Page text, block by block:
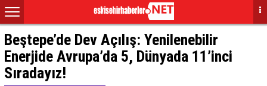
Beştepe’de Dev Açılış: Yenilenebilir
Enerjide Avrupa’da 5, Dünyada 11’inci
Sıradayız!